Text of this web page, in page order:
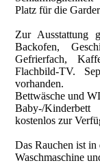
Platz für die
Zur Ausstattung
Backofen,
Gefrierfach,
Flachbild-TV.
vorhanden.
Bettwäsche und
Baby-/
kostenlos zur
Das Rauchen ist in
Waschmaschine